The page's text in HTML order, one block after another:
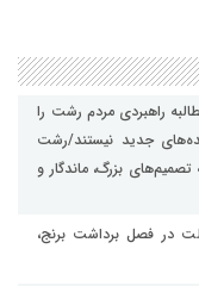
راهبردی مردم رشت را
جدید نیستند/رشت
بزرگ، ماندگار و
در فصل برداشت برنج،